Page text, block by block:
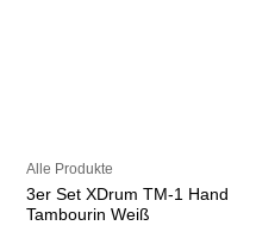
Alle Produkte
3er Set XDrum TM-1 Hand
Tambourin Weiß